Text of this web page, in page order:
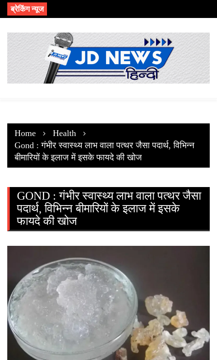
Skip
to
ब्रेकिंग न्यूज
Home
Health
Gond : गंभीर स्वास्थ्य लाभ वाला पत्थर जैसा पदार्थ, विभिन्न
बीमारियों के इलाज में इसके फायदे की खोज
GOND : गंभीर स्वास्थ्य लाभ वाला पत्थर जैसा
पदार्थ, विभिन्न बीमारियों के इलाज में इसके
फायदे की खोज